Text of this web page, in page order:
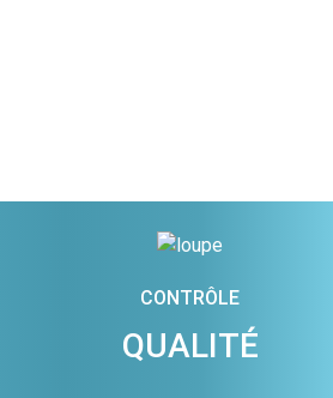
CONTRÔLE
QUALITÉ